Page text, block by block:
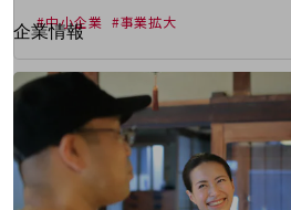
別ウィンドウで開きます
企業情報
企業情報TOP
会社案内
会社案内TOP
組織
沿革
#中小企業 #事業拡大